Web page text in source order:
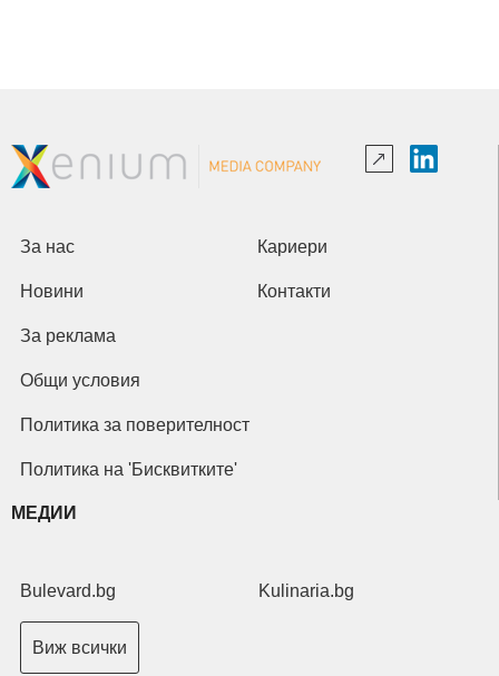
За нас Кариери
Новини Контакти
За реклама
Общи условия
Политика за поверителност
Политика на 'Бисквитките'
МЕДИИ
Bulevard.bg Kulinaria.bg
Виж всички